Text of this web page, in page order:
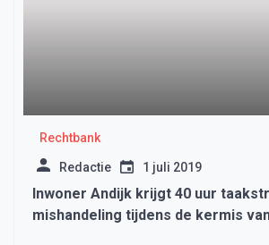
Rechtbank
Redactie 1 juli 2019
Inwoner Andijk krijgt 40 uur
mishandeling tijdens de kermis